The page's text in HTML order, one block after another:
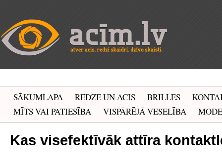
SĀKUMLAPA REDZE UN ACIS BRILLES
MĪTS VAI PATIESĪBA
VISPĀRĒJĀ VESELĪBA MODE
Kas visefektīvāk attīra